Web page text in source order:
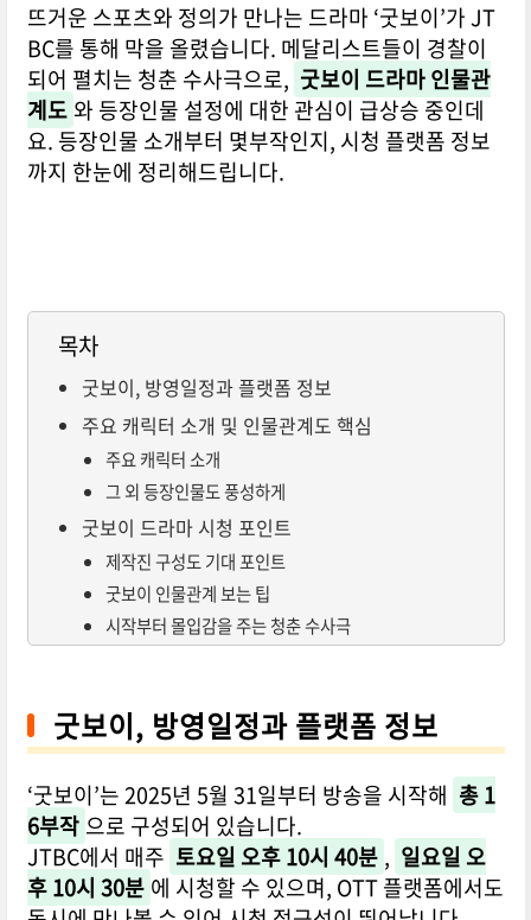
뜨거운 스포츠와 정의가 만나는 드라마 ‘굿보이’가 JT
BC를 통해 막을 올렸습니다. 메달리스트들이 경찰이
되어 펼치는 청춘 수사극으로, 굿보이 드라마 인물관
계도와 등장인물 설정에 대한 관심이 급상승 중인데
요. 등장인물 소개부터 몇부작인지, 시청 플랫폼 정보
까지 한눈에 정리해드립니다.
목차
굿보이, 방영일정과 플랫폼 정보
주요 캐릭터 소개 및 인물관계도 핵심
주요 캐릭터 소개
그 외 등장인물도 풍성하게
굿보이 드라마 시청 포인트
제작진 구성도 기대 포인트
굿보이 인물관계 보는 팁
시작부터 몰입감을 주는 청춘 수사극
굿보이, 방영일정과 플랫폼 정보
‘굿보이’는 2025년 5월 31일부터 방송을 시작해 총 1
6부작 으로 구성되어 있습니다.
JTBC에서 매주 토요일 오후 10시 40분 , 일요일 오
후 10시 30분 에 시청할 수 있으며, OTT 플랫폼에서도